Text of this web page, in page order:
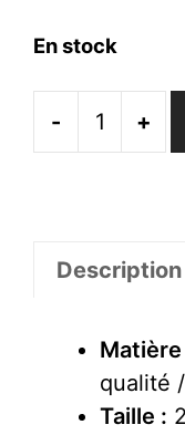
En stock
-
De
+
Description
Matière
qualité
Taille :